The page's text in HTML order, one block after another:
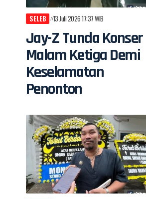
SELEB 13 Juli 2026 17:37 WIB
Jay-Z Tunda Konser
Malam Ketiga Demi
Keselamatan
Penonton